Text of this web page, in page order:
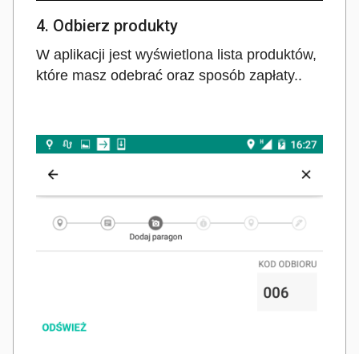
4. Odbierz produkty
W aplikacji jest wyświetlona lista produktów,
które masz odebrać oraz sposób zapłaty..